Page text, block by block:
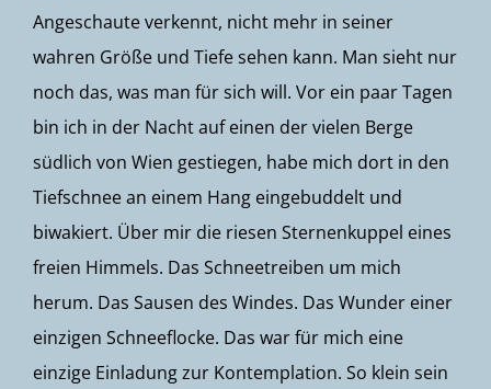
Angeschaute verkennt, nicht mehr in seiner
wahren Größe und Tiefe sehen kann. Man sieht nur
noch das, was man für sich will. Vor ein paar Tagen
bin ich in der Nacht auf einen der vielen Berge
südlich von Wien gestiegen, habe mich dort in den
Tiefschnee an einem Hang eingebuddelt und
biwakiert. Über mir die riesen Sternenkuppel eines
freien Himmels. Das Schneetreiben um mich
herum. Das Sausen des Windes. Das Wunder einer
einzigen Schneeflocke. Das war für mich eine
einzige Einladung zur Kontemplation. So klein sein